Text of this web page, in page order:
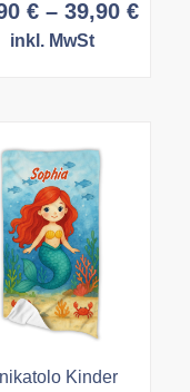
€ – 39,90 €
inkl. MwSt
Kinder